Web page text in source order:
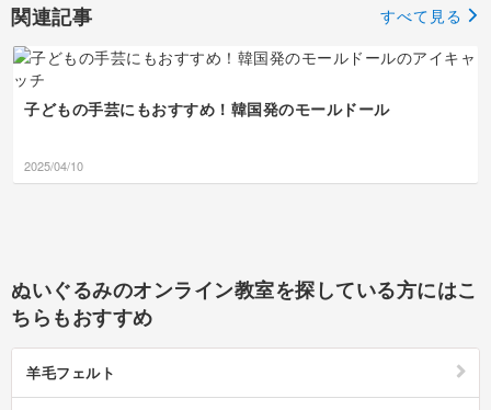
ね！
関連記事 すべて見る
子どもの手芸にもおすすめ！韓国発のモールドール
2025/04/10
ぬいぐるみのオンライン教室を探している方にはこ
ちらもおすすめ
羊毛フェルト